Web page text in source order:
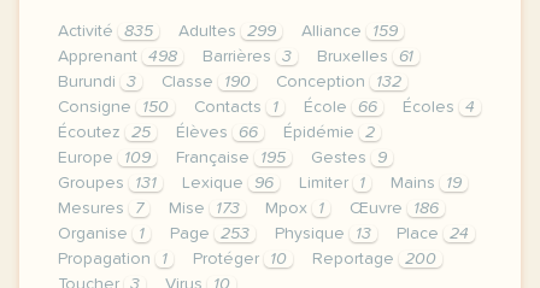
Activité 835 Adultes 299 Alliance
159
Apprenant
498 Barrières 3 Bruxelles
61
Burundi
3 Classe 190 Conception
132
Consigne
150 Contacts 1 École 66 Écoles
4
Écoutez
25 Élèves 66 Épidémie
2
Europe
109 Française 195 Gestes
9
Groupes
131 Lexique 96 Limiter 1 Mains
19
Mesures
7 Mise 173 Mpox 1 Œuvre
186
Organise
1 Page 253 Physique 13 Place
24
Propagation
1 Protéger 10 Reportage
200
Toucher
3 Virus 10